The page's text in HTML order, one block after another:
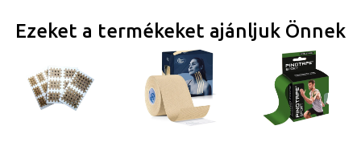
Ezeket a termékeket ajánljuk Önnek